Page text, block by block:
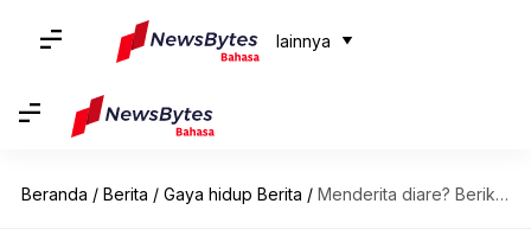
lainnya
Beranda / Berita / Gaya hidup Berita / Menderita diare? Berikut adalah obat rumahan yang telah dicoba dan diuji